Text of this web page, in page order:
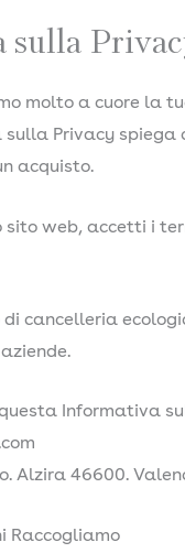
sulla
molto a cuore la
Privacy spiega
acquisto.
sito web, accetti i
di cancelleria
questa Informativa
Alzira 46600.
Raccogliamo